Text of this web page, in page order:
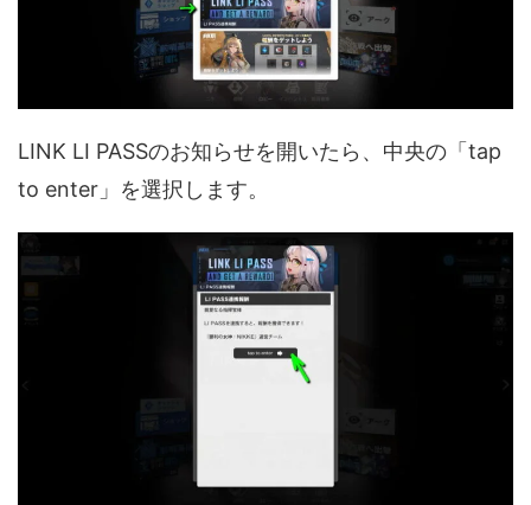
LINK LI PASSのお知らせを開いたら、中央の「tap
to enter」を選択します。